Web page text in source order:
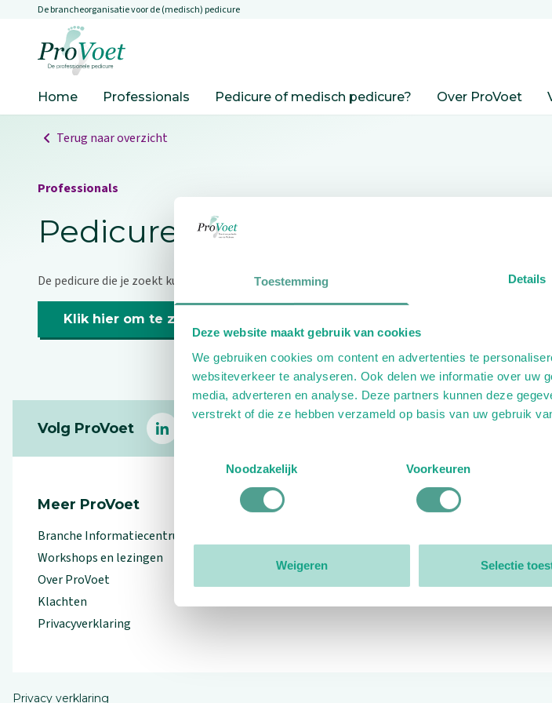
Toestemming Details
Deze website maakt gebruik van cookies
We gebruiken cookies om content en advertenties te
websiteverkeer te analyseren. Ook delen we informatie over uw
media, adverteren en analyse. Deze partners kunnen deze
verstrekt of die ze hebben verzameld op basis van uw gebruik
Noodzakelijk
Voorkeuren
Weigeren Selectie
Overslaan en naar de inhoud gaan
De brancheorganisatie voor de (medisch) pedicure
Home Professionals Pedicure of medisch pedicure? Over ProVoet
Terug naar overzicht
Professionals
Pedicure niet gevonden
De pedicure die je zoekt kunnen we niet vinden.
Klik hier om te zoeken naar een andere pedicure.
Volg ProVoet
linkedin
Meer ProVoet
Branche Informatiecentrum
Workshops en lezingen
Over ProVoet
Klachten
Privacyverklaring
Organisatie
Privacy verklaring